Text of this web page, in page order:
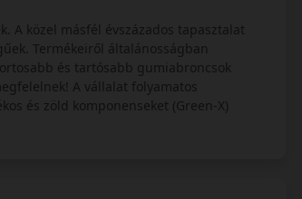
A közel másfél évszázados tapasztalat
Termékeiről általánosságban
és tartósabb gumiabroncsok
A vállalat folyamatos
és zöld komponenseket (Green-X)